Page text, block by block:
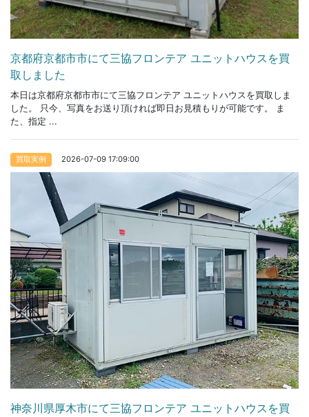
京都府京都市市にて三協フロンテア ユニットハウスを買
取しました
本日は京都府京都市市にて三協フロンテア ユニットハウスを買取しま
した。 只今、写真をお送り頂ければ即日お見積もりが可能です。 ま
た、指定 ...
買取実例 2026-07-09 17:09:00
神奈川県厚木市にて三協フロンテア ユニットハウスを買